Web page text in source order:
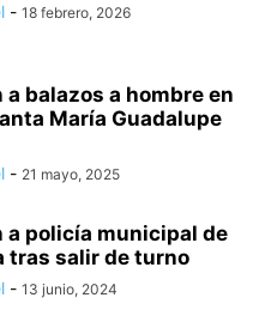
- 18 febrero, 2026
balazos a hombre en
María Guadalupe
- 21 mayo, 2025
a policía municipal de
tras salir de turno
- 13 junio, 2024